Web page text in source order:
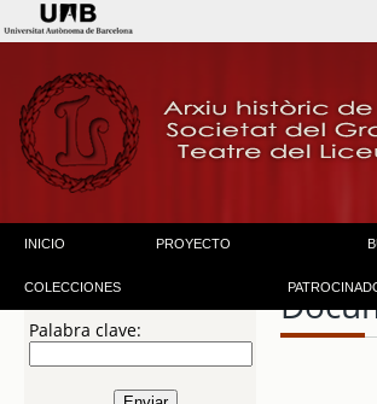
INICIO PROYECTO
COLECCIONES
Palabra clave: